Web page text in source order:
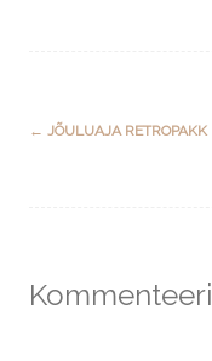
Post
← JÕULUAJA RETROPAKK
Kommenteeri